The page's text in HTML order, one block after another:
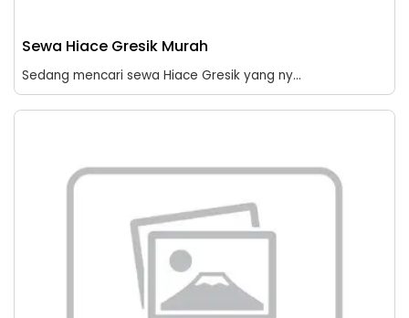
Sewa Hiace Gresik Murah
Sedang mencari sewa Hiace Gresik yang ny...